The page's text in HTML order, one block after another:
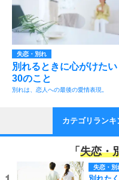
失恋・別れ
別れるときに心がけたい
30のこと
別れは、恋人への最後の愛情表現。
カテゴリランキ
「 失恋・
失恋・別